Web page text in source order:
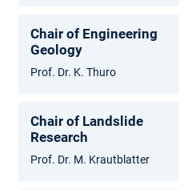
Chair of Engineering
Geology
Prof. Dr. K. Thuro
Chair of Landslide
Research
Prof. Dr. M. Krautblatter